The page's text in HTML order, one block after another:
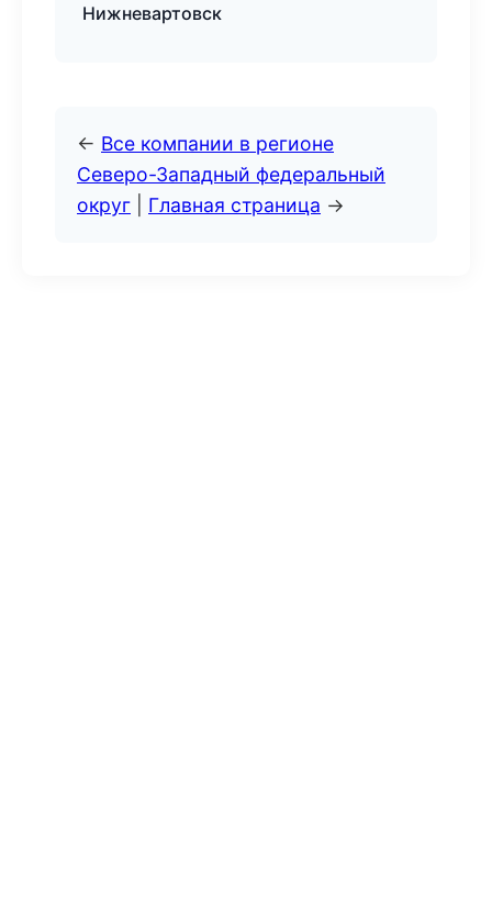
Нижневартовск
← Все компании в регионе
Северо-Западный федеральный
округ
Главная страница →